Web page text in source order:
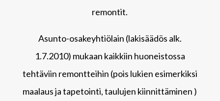
remontit.
Asunto-osakeyhtiölain (lakisäädös alk.
1.7.2010) mukaan kaikkiin huoneistossa
tehtäviin remontteihin (pois lukien esimerkiksi
maalaus ja tapetointi, taulujen kiinnittäminen )